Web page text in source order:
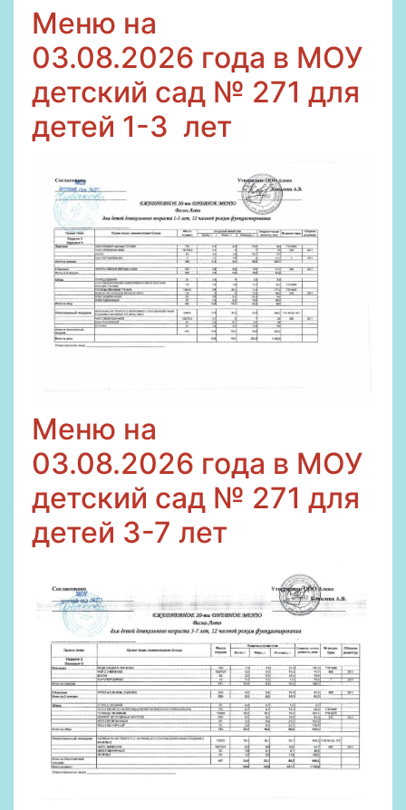
Меню на
03.08.2026 года в МОУ
детский сад № 271 для
детей 1-3 лет
Меню на
03.08.2026 года в МОУ
детский сад № 271 для
детей 3-7 лет